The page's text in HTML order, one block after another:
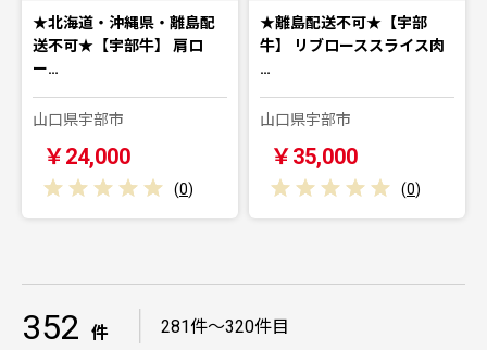
★北海道・沖縄県・離島配
送不可★【宇部牛】 肩ロ
ー…
山口県宇部市
￥24,000
(0)
★離島配送不可★【宇部
牛】 リブローススライス肉
…
山口県宇部市
￥35,000
(0)
352 件 281件～320件目